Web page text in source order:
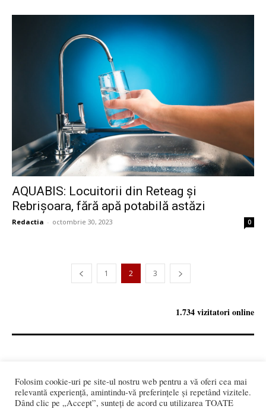
AQUABIS: Locuitorii din Reteag și
Rebrișoara, fără apă potabilă astăzi
Redactia - octombrie 30, 2023 0
1 2 3
1.734 vizitatori online
0722.480.707
Folosim cookie-uri pe site-ul nostru web pentru a vă oferi cea mai
relevantă experiență, amintindu-vă preferințele și repetând vizitele.
Dând clic pe „Accept”, sunteți de acord cu utilizarea TOATE